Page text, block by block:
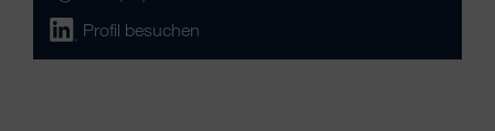
Profil besuchen